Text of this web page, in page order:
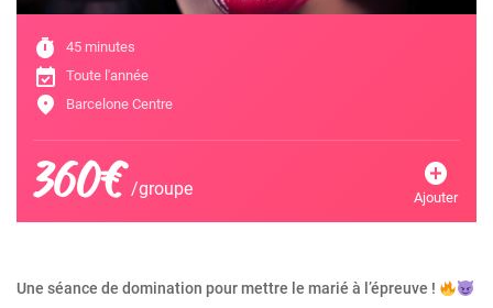
timer 45 minutes
event_available Toute l'année
location_on Barcelone Centre
360€/groupe add_circle
Ajouter
Une séance de domination pour mettre le marié à l’épreuve !